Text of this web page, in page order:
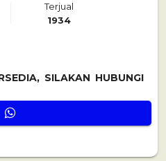
Terjual
1934
SILAKAN HUBUNGI